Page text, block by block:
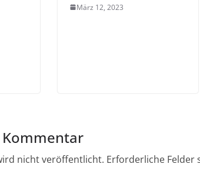
März 12, 2023
nicht veröffentlicht. Erforderliche Felder